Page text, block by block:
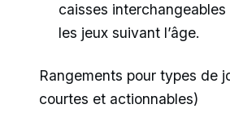
caisses interchangeables
les jeux suivant l’âge.
Rangements pour types de
courtes et actionnables)